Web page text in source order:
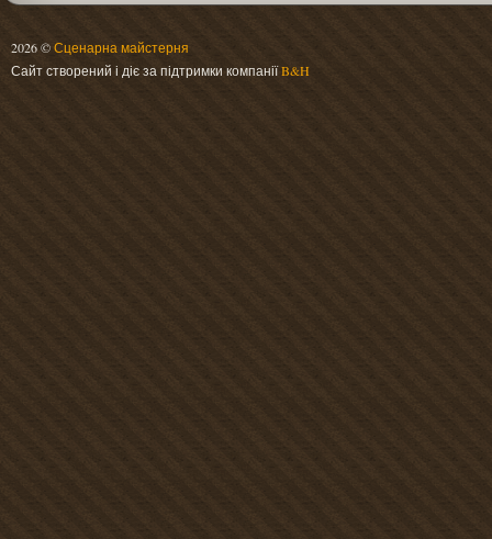
2026 ©Сценарна майстерня
Сайт створений і діє за підтримки компаніїB&H